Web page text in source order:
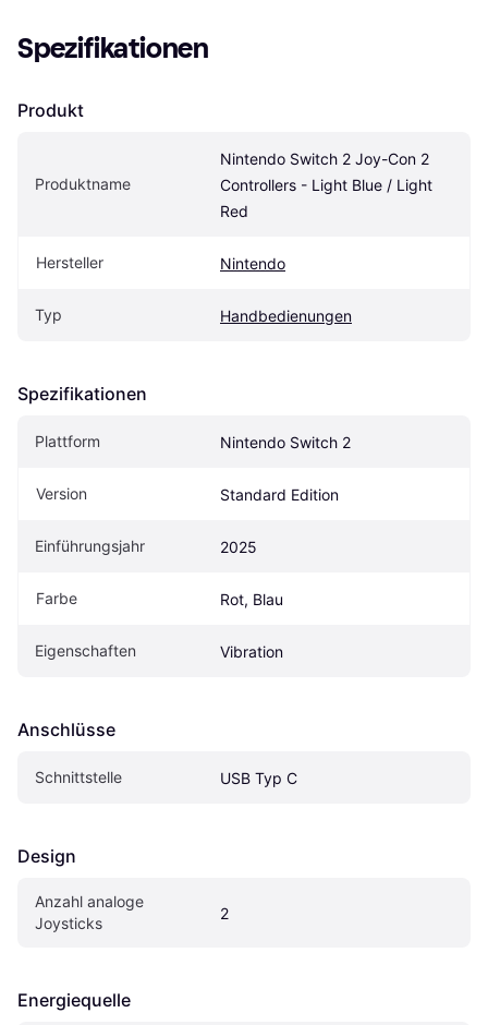
Spezifikationen
Produkt
Produktname
Nintendo Switch 2 Joy-Con 2
Controllers - Light Blue / Light
Red
Hersteller Nintendo
Typ Handbedienungen
Spezifikationen
Plattform Nintendo Switch 2
Version Standard Edition
Einführungsjahr 2025
Farbe Rot, Blau
Eigen­schaften Vibration
Anschlüsse
Schnittstelle USB Typ C
Design
Anzahl analoge
Joysticks
2
Energiequelle